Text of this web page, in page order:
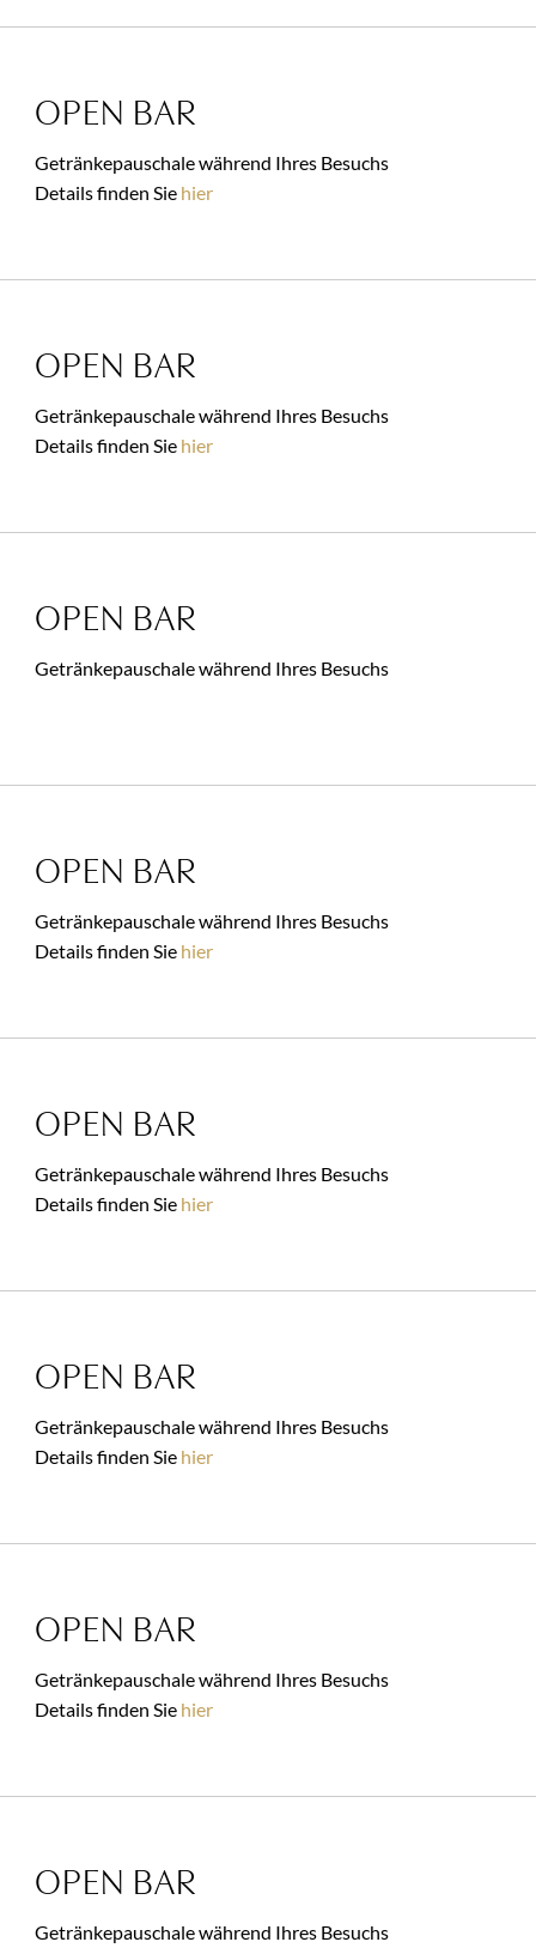
OPEN BAR
Getränkepauschale während Ihres Besuchs
Details finden Sie hier
OPEN BAR
Getränkepauschale während Ihres Besuchs
Details finden Sie hier
OPEN BAR
Getränkepauschale während Ihres Besuchs
OPEN BAR
Getränkepauschale während Ihres Besuchs
Details finden Sie hier
OPEN BAR
Getränkepauschale während Ihres Besuchs
Details finden Sie hier
OPEN BAR
Getränkepauschale während Ihres Besuchs
Details finden Sie hier
OPEN BAR
Getränkepauschale während Ihres Besuchs
Details finden Sie hier
OPEN BAR
Getränkepauschale während Ihres Besuchs